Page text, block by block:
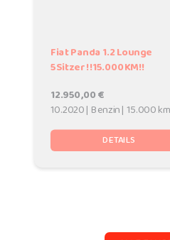
Fiat Panda 1.2 Lounge
5Sitzer !!15.000KM!!
12.950,00 €
10.2020 | Benzin | 15.000 km
DETAILS